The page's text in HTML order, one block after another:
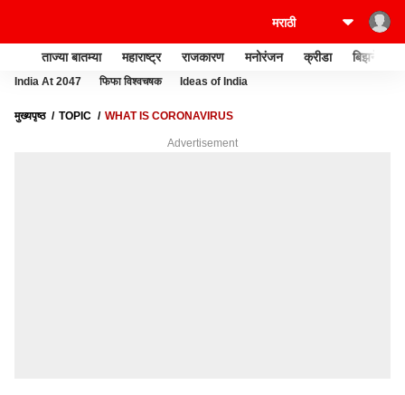
ताज्या बातम्या महाराष्ट्र राजकारण मनोरंजन क्रीडा बिझनेस
India At 2047 फिफा विश्वचषक Ideas of India
मुख्यपृष्ठ TOPIC WHAT IS CORONAVIRUS
Advertisement